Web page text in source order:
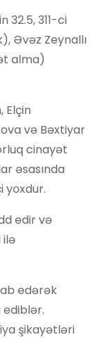
32.5, 311-ci
Əvəz Zeynallı
alma)
Elçin
və Bəxtiyar
cinayət
əsasında
yoxdur.
edir və
ilə
edərək
şikayətləri